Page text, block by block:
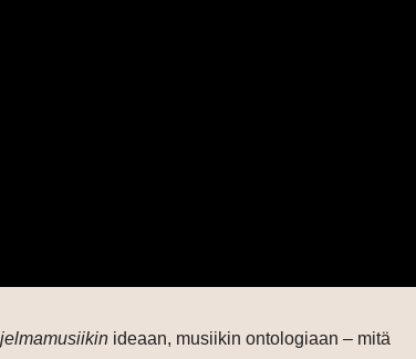
ideaan, musiikin ontologiaan – mitä